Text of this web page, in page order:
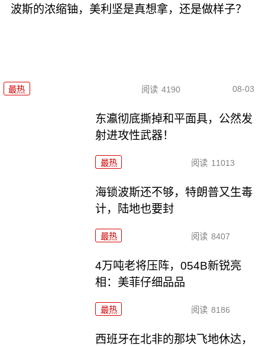
波斯的浓缩铀，美利坚是真想拿，还是做样子？
最热 阅读 4190 08-03
东瀛彻底撕掉和平面具，公然发
射进攻性武器！
最热 阅读 11013
海锁波斯还不够，特朗普又生毒
计，陆地也要封
最热 阅读 8407
4万吨老将压阵，054B新锐亮
相：美菲仔细品品
最热 阅读 8186
西班牙在北非的那块飞地休达，